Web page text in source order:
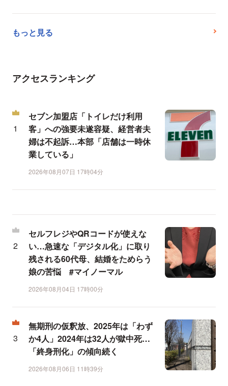
もっと見る
アクセスランキング
セブン加盟店「トイレだけ利用
客」への強要未遂容疑、経営者夫
婦は不起訴…本部「店舗は一時休
業している」
2026年08月07日 17時04分
セルフレジやQRコードが使えな
い…急速な「デジタル化」に取り
残される60代母、結婚をためらう
娘の苦悩 #マイノーマル
2026年08月04日 17時00分
無期刑の仮釈放、2025年は「わず
か4人」2024年は32人が獄中死…
「終身刑化」の傾向続く
2026年08月06日 11時39分